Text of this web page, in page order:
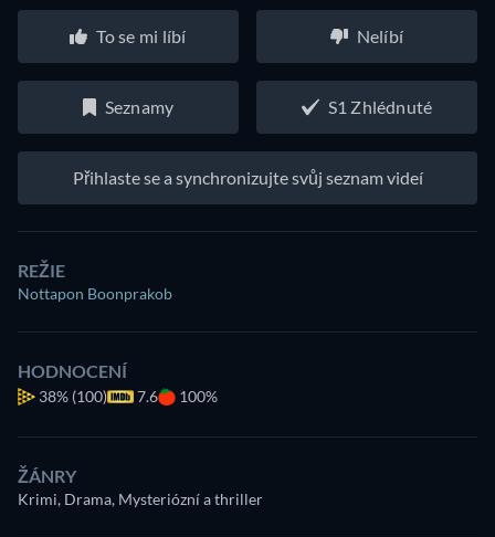
To se mi líbí Nelíbí
Seznamy S1 Zhlédnuté
Přihlaste se a synchronizujte svůj seznam videí
REŽIE
Nottapon Boonprakob
HODNOCENÍ
38% (100) 7.6 100%
ŽÁNRY
Krimi, Drama, Mysteriózní a thriller